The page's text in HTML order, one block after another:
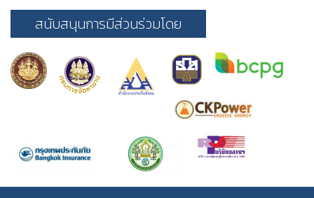
สนับสนุนการมีส่วนร่วมโดย